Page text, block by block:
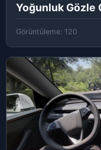
Yoğunluk Gözle
Görüntüleme: 120